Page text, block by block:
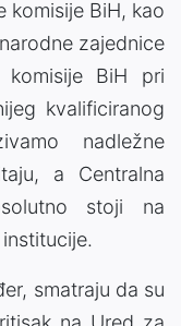
komisije BiH, kao
zajednice
komisije BiH pri
kvalificiranog
nadležne
a Centralna
stoji na
smatraju da su